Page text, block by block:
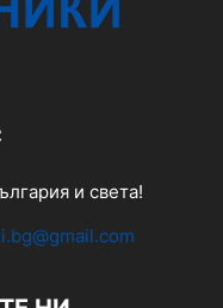
и света!